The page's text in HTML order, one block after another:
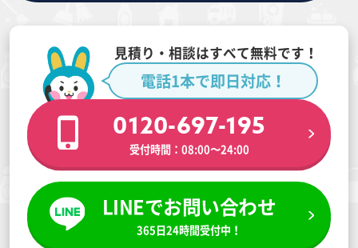
見積り・相談はすべて無料です！
電話1本で即日対応！
0120-697-195
受付時間：08:00〜24:00
LINEでお問い合わせ
365日24時間受付中！